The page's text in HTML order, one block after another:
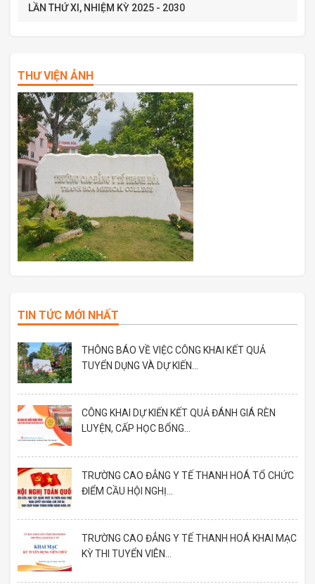
LẦN THỨ XI, NHIỆM KỲ 2025 - 2030
THƯ VIỆN ẢNH
TIN TỨC MỚI NHẤT
THÔNG BÁO VỀ VIỆC CÔNG KHAI KẾT QUẢ
TUYỂN DỤNG VÀ DỰ KIẾN...
CÔNG KHAI DỰ KIẾN KẾT QUẢ ĐÁNH GIÁ RÈN
LUYỆN, CẤP HỌC BỔNG...
TRƯỜNG CAO ĐẲNG Y TẾ THANH HOÁ TỔ CHỨC
ĐIỂM CẦU HỘI NGHỊ...
TRƯỜNG CAO ĐẲNG Y TẾ THANH HOÁ KHAI MẠC
KỲ THI TUYỂN VIÊN...